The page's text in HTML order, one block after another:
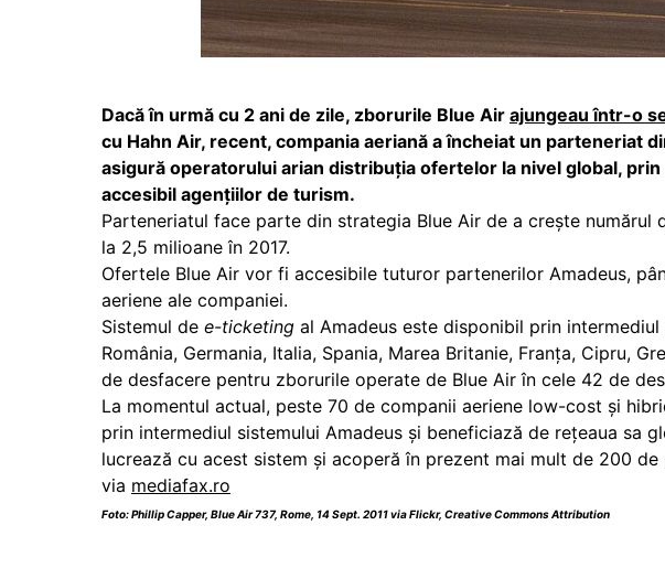
Dacă în urmă cu 2 ani de zile, zborurile Blue Air ajungeau într-o
cu Hahn Air, recent, compania aeriană a încheiat un parteneriat
asigură operatorului arian distribuția ofertelor la nivel global,
accesibil agențiilor de turism.
Parteneriatul face parte din strategia Blue Air de a creşte numărul
la 2,5 milioane în 2017.
Ofertele Blue Air vor fi accesibile tuturor partenerilor Amadeus,
aeriene ale companiei.
Sistemul de e-ticketing al Amadeus este disponibil prin intermediul
România, Germania, Italia, Spania, Marea Britanie, Franţa, Cipru,
de desfacere pentru zborurile operate de Blue Air în cele 42 de
La momentul actual, peste 70 de companii aeriene low-cost şi
prin intermediul sistemului Amadeus şi beneficiază de reţeaua sa
lucrează cu acest sistem şi acoperă în prezent mai mult de 200 de
via mediafax.ro
Foto:Phillip Capper, Blue Air 737, Rome, 14 Sept. 2011via Flickr, Creative Commons Attribution